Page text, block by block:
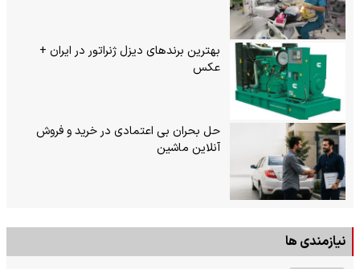
بهترین برندهای دیزل ژنراتور در ایران +
عکس
حل بحران بی‌ اعتمادی در خرید و فروش
آنلاین ماشین
نیازمندی ها